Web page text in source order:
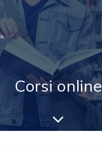
Corsi online